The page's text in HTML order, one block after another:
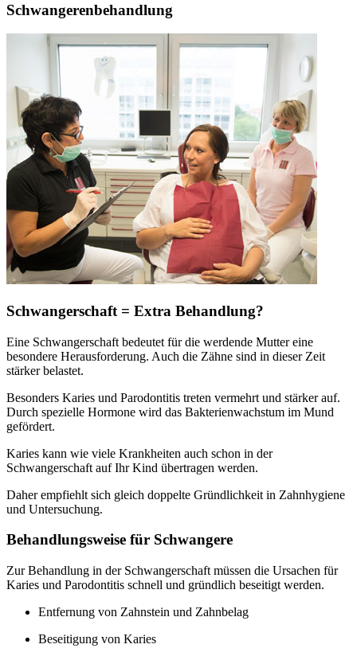
Schwangerenbehandlung
Schwangerschaft = Extra Behandlung?
Eine Schwangerschaft bedeutet für die werdende Mutter eine
besondere Herausforderung. Auch die Zähne sind in dieser Zeit
stärker belastet.
Besonders Karies und Parodontitis treten vermehrt und stärker auf.
Durch spezielle Hormone wird das Bakterienwachstum im Mund
gefördert.
Karies kann wie viele Krankheiten auch schon in der
Schwangerschaft auf Ihr Kind übertragen werden.
Daher empfiehlt sich gleich doppelte Gründlichkeit in Zahnhygiene
und Untersuchung.
Behandlungsweise für Schwangere
Zur Behandlung in der Schwangerschaft müssen die Ursachen für
Karies und Parodontitis schnell und gründlich beseitigt werden.
Entfernung von Zahnstein und Zahnbelag
Beseitigung von Karies